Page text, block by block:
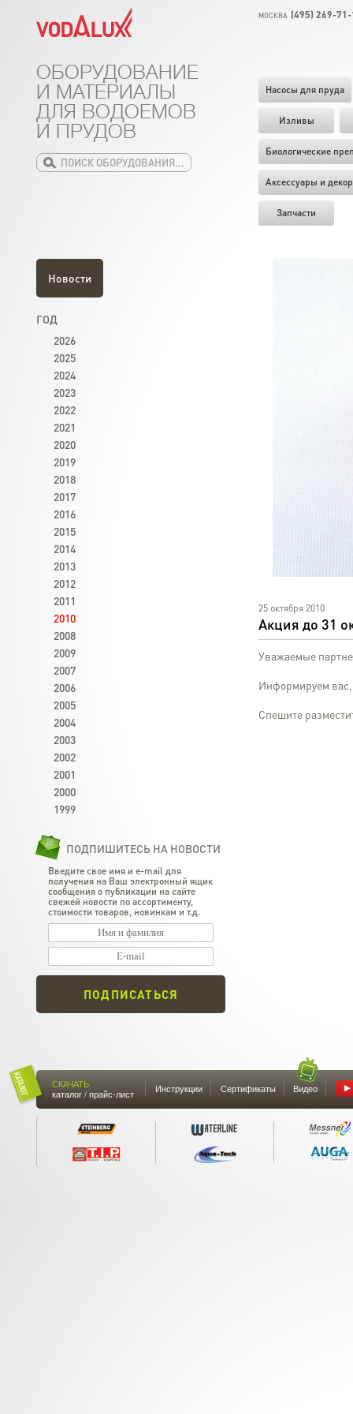
МОСКВА (495) 269-
Насосы для пруда
Изливы
Биологические
Аксессуары и декор
Запчасти
ОБОРУДОВАНИЕ
И МАТЕРИАЛЫ
ДЛЯ ВОДОЕМОВ
И ПРУДОВ
25 октября 2010
Акция до 31
Уважаемые
Информируем вас,
Спешите
Новости
ГОД
2026
2025
2024
2023
2022
2021
2020
2019
2018
2017
2016
2015
2014
2013
2012
2011
2010
2008
2009
2007
2006
2005
2004
2003
2002
2001
2000
1999
ПОДПИШИТЕСЬ НА НОВОСТИ
Введите свое имя и e-mail для
получения на Ваш электронный ящик
сообщения о публикации на сайте
свежей новости по ассортименту,
стоимости товаров, новинкам и т.д.
ПОДПИСАТЬСЯ
СКАЧАТЬ
каталог / прайс-лист
Инструкции Сертификаты Видео